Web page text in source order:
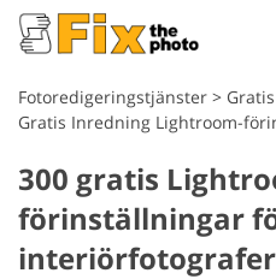
Fotoredigeringstjänster >
Gratis Inredning Lightroom-
300 gratis
förinställningar